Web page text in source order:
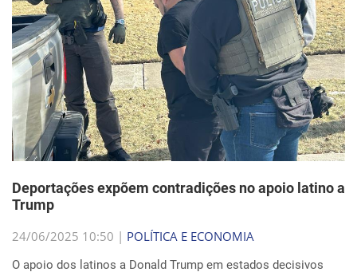
Deportações expõem contradições no apoio latino a
Trump
24/06/2025 10:50 | POLÍTICA E ECONOMIA
O apoio dos latinos a Donald Trump em estados decisivos